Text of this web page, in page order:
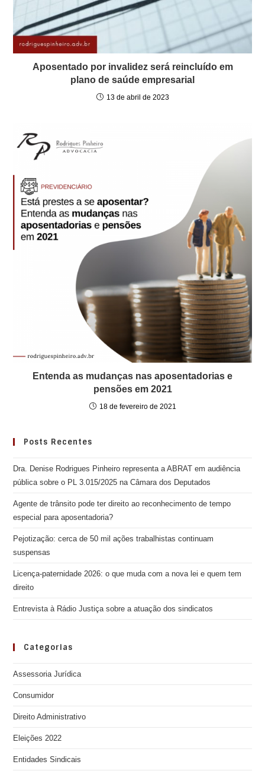
Aposentado por invalidez será reincluído em
plano de saúde empresarial
13 de abril de 2023
Entenda as mudanças nas aposentadorias e
pensões em 2021
18 de fevereiro de 2021
Posts Recentes
Dra. Denise Rodrigues Pinheiro representa a ABRAT em audiência
pública sobre o PL 3.015/2025 na Câmara dos Deputados
Agente de trânsito pode ter direito ao reconhecimento de tempo
especial para aposentadoria?
Pejotização: cerca de 50 mil ações trabalhistas continuam
suspensas
Licença-paternidade 2026: o que muda com a nova lei e quem tem
direito
Entrevista à Rádio Justiça sobre a atuação dos sindicatos
Categorias
Assessoria Jurídica
Consumidor
Direito Administrativo
Eleições 2022
Entidades Sindicais